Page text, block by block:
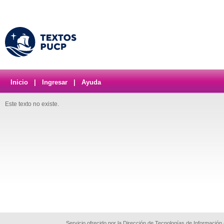
Inicio Ingresar Ayuda
Este texto no existe.